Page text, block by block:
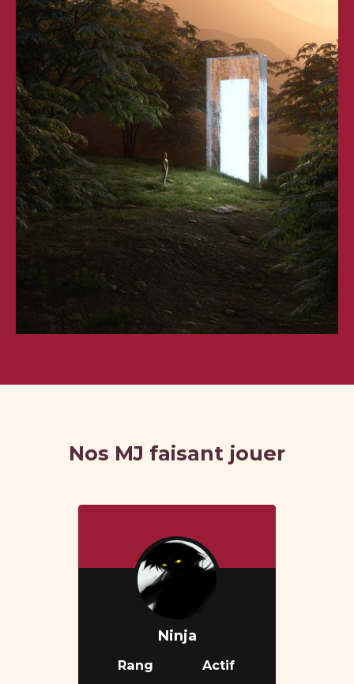
Nos MJ faisant jouer
Ninja
Rang
Actif